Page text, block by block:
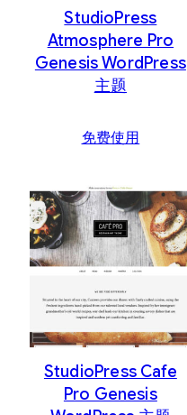
StudioPress
Atmosphere Pro
Genesis WordPress
主题
免费使用
StudioPress Cafe
Pro Genesis